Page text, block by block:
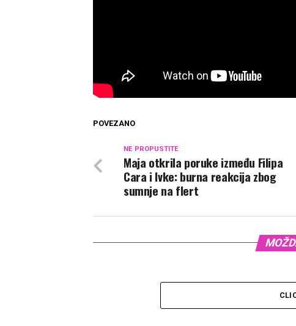
POVEZANO
NE PROPUSTITE
Maja otkrila poruke između Filipa
Cara i Ivke: burna reakcija zbog
sumnje na flert